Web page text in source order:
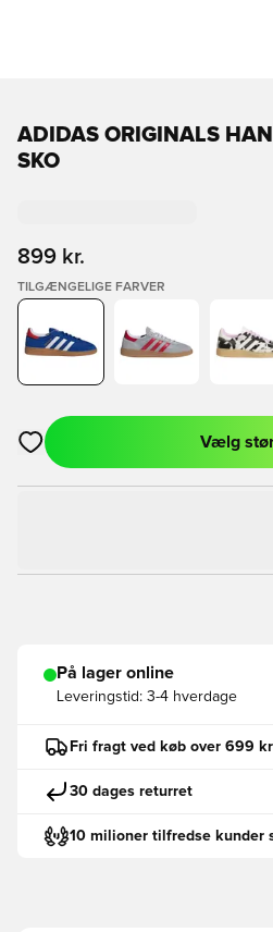
ADIDAS ORIGINALS
SKO
899 kr.
TILGÆNGELIGE FARVER
Åbner en Modal til at logge ind
Vælg
På lager online
Leveringstid: 3-4 hverdage
Fri fragt ved køb over 699 kr
30 dages returret
10 milioner tilfredse kunder